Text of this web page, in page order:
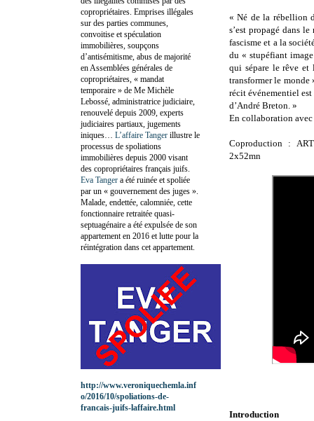
« Né de la rébellion
s’est propagé dans
fascisme et a la
du « stupéfiant
qui sépare le rêve et
transformer le
récit événementiel
d’André Breton. »
En collaboration avec
Coproduction :
2x52mn
Introduction
copropriétaires. Emprises illégales
sur des parties communes,
convoitise et spéculation
immobilières, soupçons
d’antisémitisme, abus de majorité
en Assemblées générales de
copropriétaires, « mandat
temporaire » de Me Michèle
Lebossé, administratrice judiciaire,
renouvelé depuis 2009, experts
judiciaires partiaux, jugements
iniques… L’affaire Tanger illustre le
processus de spoliations
immobilières depuis 2000 visant
des copropriétaires français juifs.
Eva Tanger a été ruinée et spoliée
par un « gouvernement des juges ».
Malade, endettée, calomniée, cette
fonctionnaire retraitée quasi-
septuagénaire a été expulsée de son
appartement en 2016 et lutte pour la
réintégration dans cet appartement.
http://www.veroniquechemla.inf
o/2016/10/spoliations-de-
francais-juifs-laffaire.html